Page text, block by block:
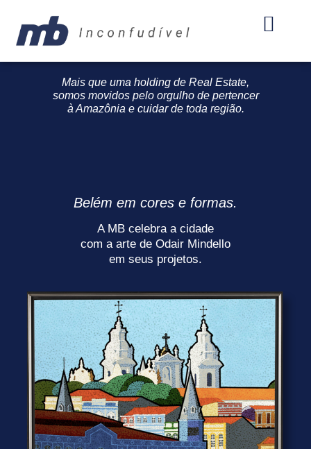
Mais que uma holding de Real Estate,
somos movidos pelo orgulho de pertencer
à Amazônia e cuidar de toda região.
Belém em cores e formas.
A MB celebra a cidade
com a arte de Odair Mindello
em seus projetos.